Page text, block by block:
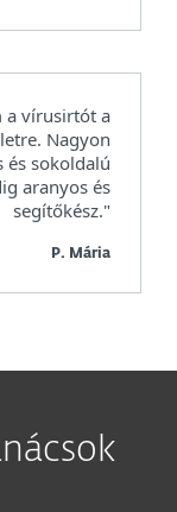
a vírusirtót a
Nagyon
és sokoldalú
aranyos és
segítőkész."
P. Mária